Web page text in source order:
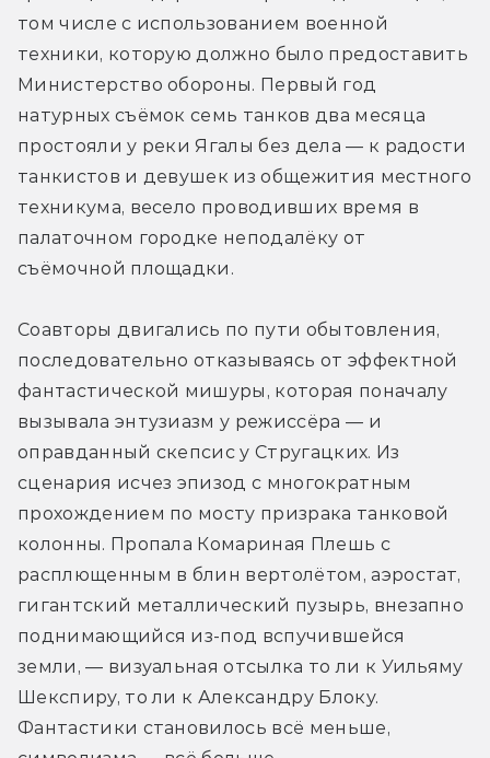
том числе с использованием военной
техники, которую должно было предоставить
Министерство обороны. Первый год
натурных съёмок семь танков два месяца
простояли у реки Ягалы без дела — к радости
танкистов и девушек из общежития местного
техникума, весело проводивших время в
палаточном городке неподалёку от
съёмочной площадки.
Соавторы двигались по пути обытовления,
последовательно отказываясь от эффектной
фантастической мишуры, которая поначалу
вызывала энтузиазм у режиссёра — и
оправданный скепсис у Стругацких. Из
сценария исчез эпизод с многократным
прохождением по мосту призрака танковой
колонны. Пропала Комариная Плешь с
расплющенным в блин вертолётом, аэростат,
гигантский металлический пузырь, внезапно
поднимающийся из-под вспучившейся
земли, — визуальная отсылка то ли к Уильяму
Шекспиру, то ли к Александру Блоку.
Фантастики становилось всё меньше,